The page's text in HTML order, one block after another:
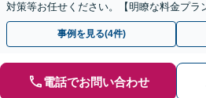
対策等お任せください。【明瞭な料金プラ
話相談可】
事例を見る(4件)
電話でお問い合わせ